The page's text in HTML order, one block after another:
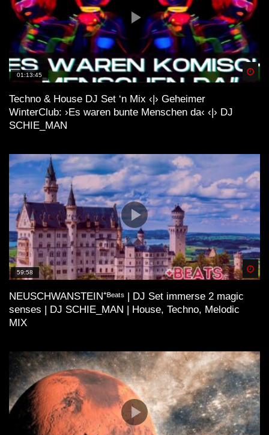
01:13:45
Techno & House DJ Set ‘n Mix ‹|› Geheimer
WinterClub: ›Es waren bunte Menschen da‹ ‹|› DJ
SCHIE_MAN
59:58
NEUSCHWANSTEIN⁺ᴮᵉᵃᵗˢ | DJ Set immerse 2 magic
senses | DJ SCHIE_MAN | House, Techno, Melodic
MIX